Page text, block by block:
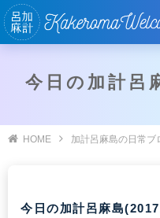
今日の加計
HOME 加計呂麻島の日常ブ
今日の加計呂麻島